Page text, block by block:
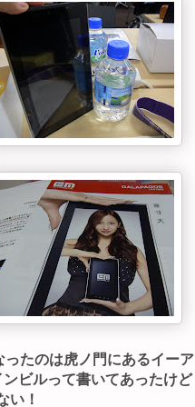
たのは虎ノ門にあるイーア
ビルって書いてあったけど
い！